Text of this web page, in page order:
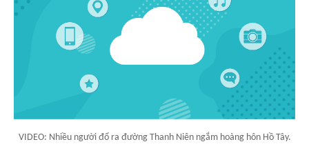
VIDEO: Nhiều người đổ ra đường Thanh Niên ngắm hoàng hôn Hồ Tây.